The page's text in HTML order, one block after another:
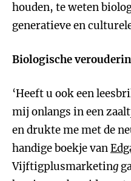
houden, te weten
generatieve en
Biologische
‘Heeft u ook een
mij onlangs in een
en drukte me met de
handige boekje van
Vijftigplusmarketing